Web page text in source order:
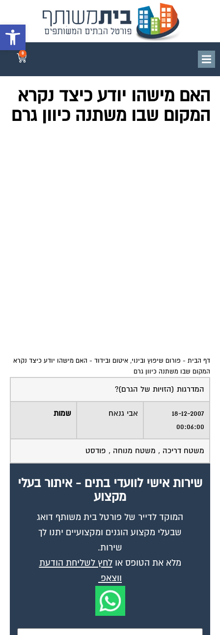
פתח
האם מישהו יודע כיצד נקרא
המקום שבו משתנה כיוון גרם
המקום שבו משתנה כיוון גרם
המדרגות (הזויות של הגרם)?
18-12-2007
00:06:00
אבי גנאח שמות
משטח דריכה , משטח מנוחה , פודסט
מקצוע
המוקד לדייר של פורטל בית משותף דואג
שבעלי מקצוע הוגנים ומקצועיים יתנו לך
שירות.
מלא את הטופס אולחץ לשליחת הודעת
ווצאפ